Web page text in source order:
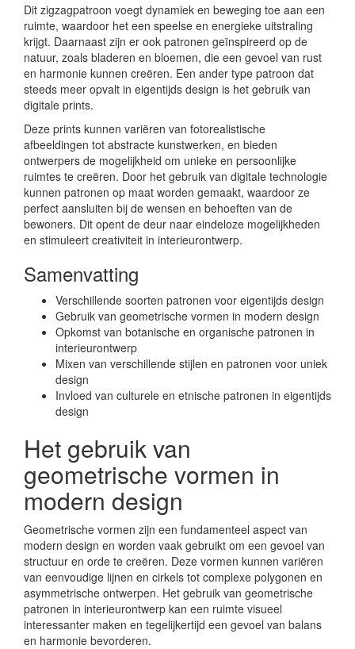
Dit zigzagpatroon voegt dynamiek en beweging toe aan een
ruimte, waardoor het een speelse en energieke uitstraling
krijgt. Daarnaast zijn er ook patronen geïnspireerd op de
natuur, zoals bladeren en bloemen, die een gevoel van rust
en harmonie kunnen creëren. Een ander type patroon dat
steeds meer opvalt in eigentijds design is het gebruik van
digitale prints.
Deze prints kunnen variëren van fotorealistische
afbeeldingen tot abstracte kunstwerken, en bieden
ontwerpers de mogelijkheid om unieke en persoonlijke
ruimtes te creëren. Door het gebruik van digitale technologie
kunnen patronen op maat worden gemaakt, waardoor ze
perfect aansluiten bij de wensen en behoeften van de
bewoners. Dit opent de deur naar eindeloze mogelijkheden
en stimuleert creativiteit in interieurontwerp.
Samenvatting
Verschillende soorten patronen voor eigentijds design
Gebruik van geometrische vormen in modern design
Opkomst van botanische en organische patronen in
interieurontwerp
Mixen van verschillende stijlen en patronen voor uniek
design
Invloed van culturele en etnische patronen in eigentijds
design
Het gebruik van
geometrische vormen in
modern design
Geometrische vormen zijn een fundamenteel aspect van
modern design en worden vaak gebruikt om een gevoel van
structuur en orde te creëren. Deze vormen kunnen variëren
van eenvoudige lijnen en cirkels tot complexe polygonen en
asymmetrische ontwerpen. Het gebruik van geometrische
patronen in interieurontwerp kan een ruimte visueel
interessanter maken en tegelijkertijd een gevoel van balans
en harmonie bevorderen.